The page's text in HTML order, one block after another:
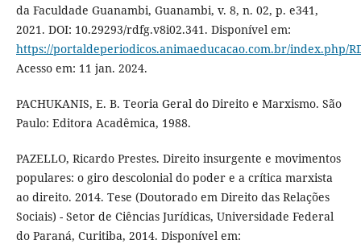
da Faculdade Guanambi, Guanambi, v. 8, n. 02, p. e341,
2021. DOI: 10.29293/rdfg.v8i02.341. Disponível em:
https://portaldeperiodicos.animaeducacao.com.br/index.php/
Acesso em: 11 jan. 2024.
PACHUKANIS, E. B. Teoria Geral do Direito e Marxismo. São
Paulo: Editora Acadêmica, 1988.
PAZELLO, Ricardo Prestes. Direito insurgente e movimentos
populares: o giro descolonial do poder e a crítica marxista
ao direito. 2014. Tese (Doutorado em Direito das Relações
Sociais) - Setor de Ciências Jurídicas, Universidade Federal
do Paraná, Curitiba, 2014. Disponível em: